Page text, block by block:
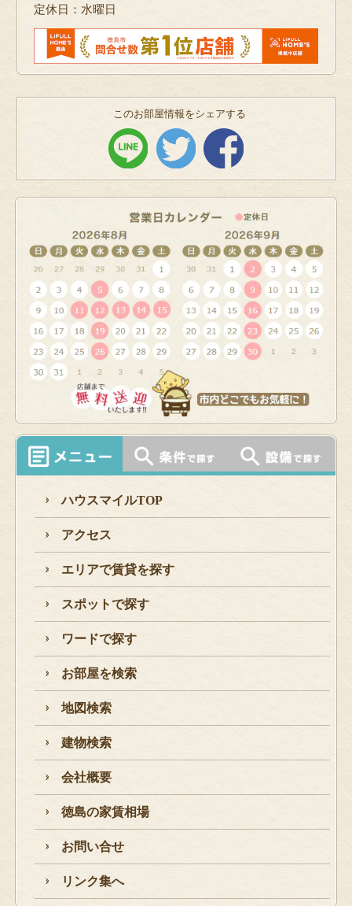
定休日：水曜日
このお部屋情報をシェアする
ハウスマイルTOP
アクセス
エリアで賃貸を探す
スポットで探す
ワードで探す
お部屋を検索
地図検索
建物検索
会社概要
徳島の家賃相場
お問い合せ
リンク集へ